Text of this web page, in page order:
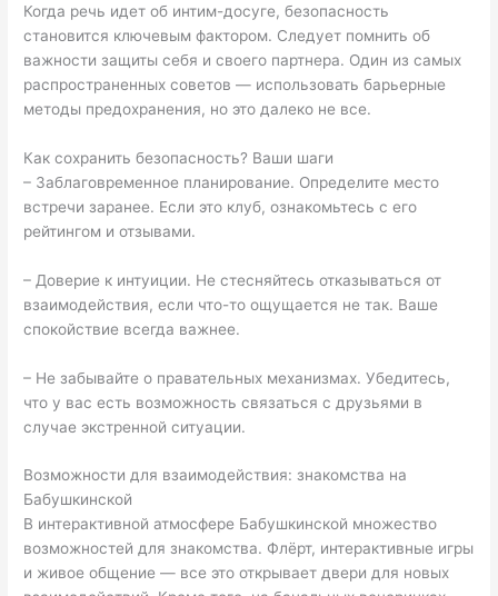
Когда речь идет об интим-досуге, безопасность
становится ключевым фактором. Следует помнить об
важности защиты себя и своего партнера. Один из самых
распространенных советов — использовать барьерные
методы предохранения, но это далеко не все.
Как сохранить безопасность? Ваши шаги
– Заблаговременное планирование. Определите место
встречи заранее. Если это клуб, ознакомьтесь с его
рейтингом и отзывами.
– Доверие к интуиции. Не стесняйтесь отказываться от
взаимодействия, если что-то ощущается не так. Ваше
спокойствие всегда важнее.
– Не забывайте о правательных механизмах. Убедитесь,
что у вас есть возможность связаться с друзьями в
случае экстренной ситуации.
Возможности для взаимодействия: знакомства на
Бабушкинской
В интерактивной атмосфере Бабушкинской множество
возможностей для знакомства. Флёрт, интерактивные игры
и живое общение — все это открывает двери для новых